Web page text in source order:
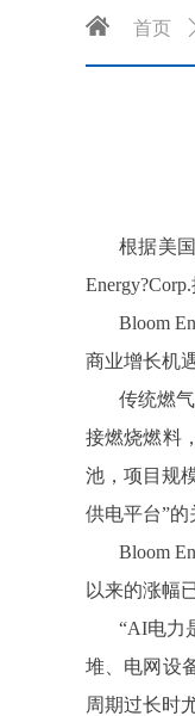
首页
根据美
Bloom
商业增长机
传统燃
接燃烧燃料
池，项目规
供电平台”的
Bloom
以来的涨幅
“AI电力
堆、电网设
周期过长时